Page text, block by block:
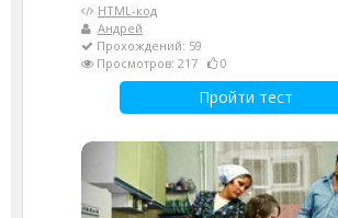
HTML-код
Андрей
Прохождений: 59
Просмотров: 217
0
Пройти тест